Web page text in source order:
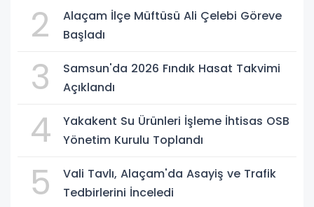
2
Alaçam İlçe Müftüsü Ali Çelebi Göreve
Başladı
3
Samsun'da 2026 Fındık Hasat Takvimi
Açıklandı
4
Yakakent Su Ürünleri İşleme İhtisas OSB
Yönetim Kurulu Toplandı
5
Vali Tavlı, Alaçam'da Asayiş ve Trafik
Tedbirlerini İnceledi